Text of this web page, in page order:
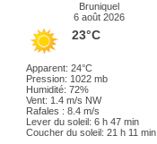
Bruniquel
6 août 2026
23°C
Apparent: 24°C
Pression: 1022 mb
Humidité: 72%
Vent: 1.4 m/s NW
Rafales : 8.4 m/s
Lever du soleil: 6 h 47 min
Coucher du soleil: 21 h 11 min